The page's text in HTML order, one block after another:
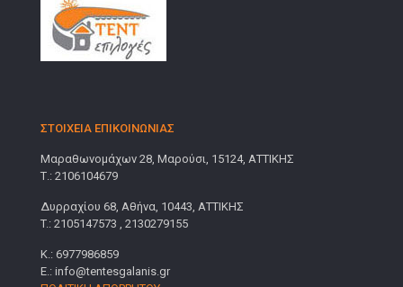
ΣΤΟΙΧΕΙΑ ΕΠΙΚΟΙΝΩΝΙΑΣ
Μαραθωνομάχων 28, Μαρούσι, 15124, ΑΤΤΙΚΗΣ
Τ.: 2106104679
Δυρραχίου 68, Αθήνα, 10443, ΑΤΤΙΚΗΣ
T.: 2105147573 , 2130279155
Κ.: 6977986859
E.: info@tentesgalanis.gr